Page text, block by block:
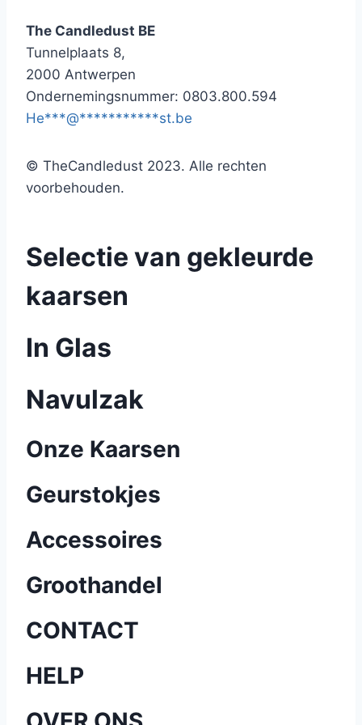
The Candledust BE
Tunnelplaats 8,
2000 Antwerpen
Ondernemingsnummer: 0803.800.594
He***@***********st.be
© TheCandledust 2023. Alle rechten
voorbehouden.
Selectie van gekleurde
kaarsen
In Glas
Navulzak
Onze Kaarsen
Geurstokjes
Accessoires
Groothandel
CONTACT
HELP